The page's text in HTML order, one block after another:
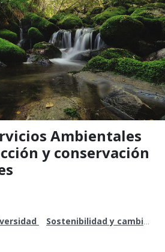
Ambientales
y conservación
Sostenibilidad y cambio